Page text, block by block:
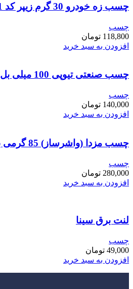
چسب زه خودرو 30 گرم زیپر کد ZIPPER Z1
چسب
118,800 تومان
افزودن به سبد خرید
چسب صنعتی تیوپی 100 میلی بل BEL
چسب
140,000 تومان
افزودن به سبد خرید
چسب مزدا (واشرساز) 85 گرمی برند کاسپین
چسب
280,000 تومان
افزودن به سبد خرید
لنت برق سینا
چسب
49,000 تومان
افزودن به سبد خرید